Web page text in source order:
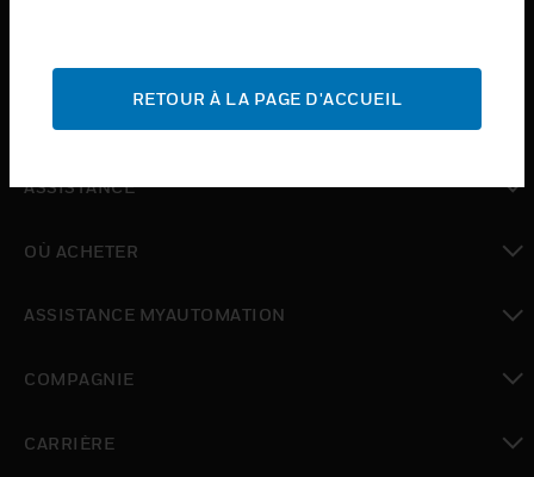
INDUSTRIES
ASSISTANCE
OÙ ACHETER
ASSISTANCE MYAUTOMATION
COMPAGNIE
CARRIÈRE
RETOUR À LA PAGE D'ACCUEIL